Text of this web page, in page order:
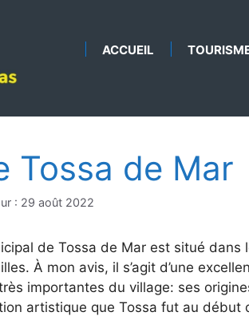
ACCUEIL
Tossa de Mar
: 29 août 2022
de Tossa de Mar est situé dans
À mon avis, il s’agit d’une
importantes du village: ses
artistique que Tossa fut au début